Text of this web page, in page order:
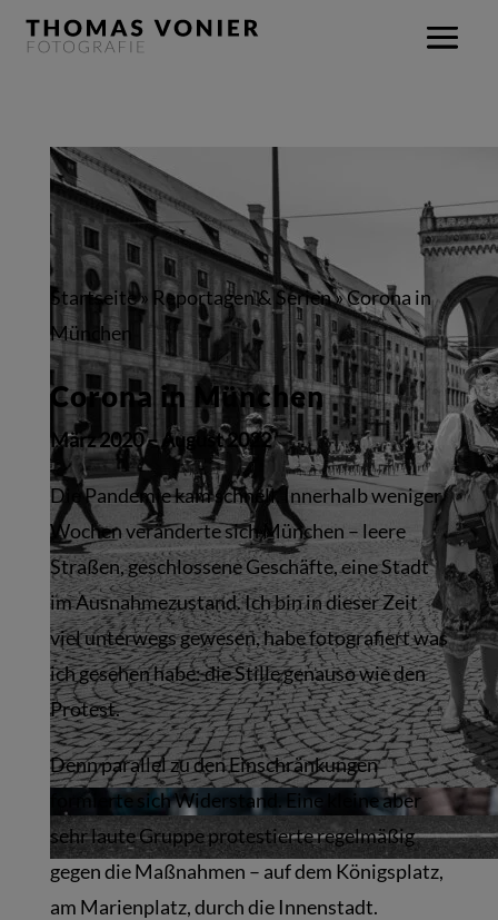
Startseite» Reportagen & Serien»Corona in
München
Corona in München
März 2020 – August 2022
Die Pandemie kam schnell. Innerhalb weniger
Wochen veränderte sich München – leere
Straßen, geschlossene Geschäfte, eine Stadt
im Ausnahmezustand. Ich bin in dieser Zeit
viel unterwegs gewesen, habe fotografiert was
ich gesehen habe: die Stille genauso wie den
Protest.
Denn parallel zu den Einschränkungen
formierte sich Widerstand. Eine kleine aber
sehr laute Gruppe protestierte regelmäßig
gegen die Maßnahmen – auf dem Königsplatz,
am Marienplatz, durch die Innenstadt.